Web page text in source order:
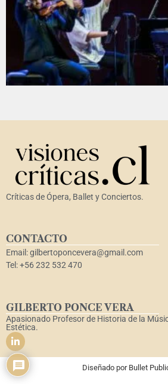
Críticas de Ópera, Ballet y Conciertos.
CONTACTO
Email: gilbertoponcevera@gmail.com
Tel: +56 232 532 470
GILBERTO PONCE VERA
Apasionado Profesor de Historia de la
Estética.
Diseñado por Bullet